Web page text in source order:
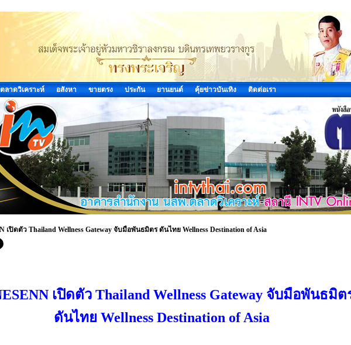
ตลาดวิเคราะห์ อสังหา ขายตรง ประกัน ยานยนต์ คุ้ยข่าวบันเทิง ติดต่อเรา
เปิดตัว Thailand Wellness Gateway จับมือพันธมิตร ดันไทย Wellness Destination of Asia
เปิดตัว Thailand Wellness Gateway จับมือพันธมิต
ดันไทย Wellness Destination of Asia